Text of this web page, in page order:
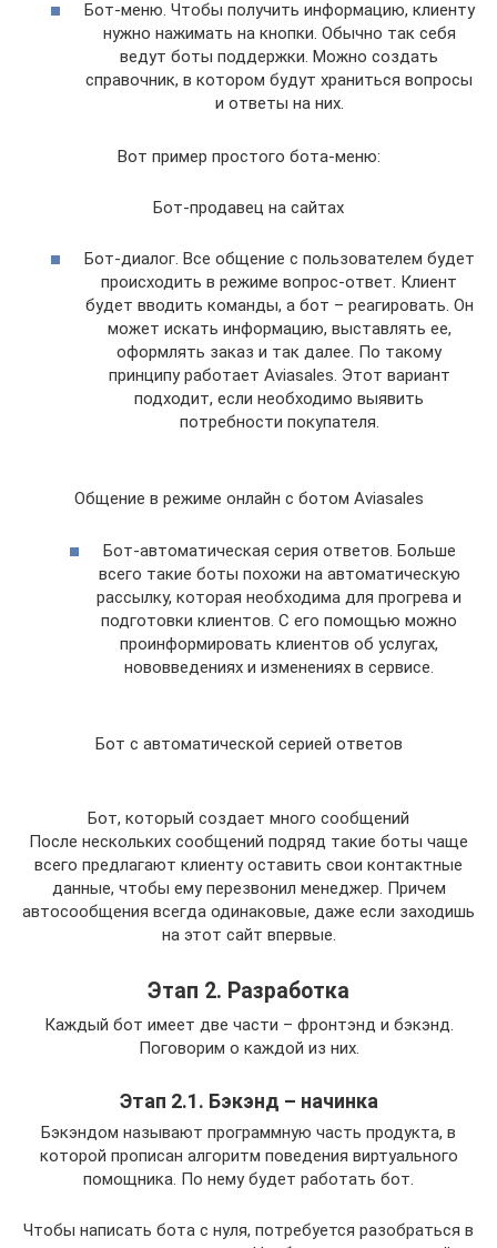
Бот-меню. Чтобы получить информацию, клиенту
нужно нажимать на кнопки. Обычно так себя
ведут боты поддержки. Можно создать
справочник, в котором будут храниться вопросы
и ответы на них.
Вот пример простого бота-меню:
Бот-продавец на сайтах
Бот-диалог. Все общение с пользователем будет
происходить в режиме вопрос-ответ. Клиент
будет вводить команды, а бот – реагировать. Он
может искать информацию, выставлять ее,
оформлять заказ и так далее. По такому
принципу работает Aviasales. Этот вариант
подходит, если необходимо выявить
потребности покупателя.
Общение в режиме онлайн с ботом Aviasales
Бот-автоматическая серия ответов. Больше
всего такие боты похожи на автоматическую
рассылку, которая необходима для прогрева и
подготовки клиентов. С его помощью можно
проинформировать клиентов об услугах,
нововведениях и изменениях в сервисе.
Бот с автоматической серией ответов
Бот, который создает много сообщений
После нескольких сообщений подряд такие боты чаще
всего предлагают клиенту оставить свои контактные
данные, чтобы ему перезвонил менеджер. Причем
автосообщения всегда одинаковые, даже если заходишь
на этот сайт впервые.
Этап 2. Разработка
Каждый бот имеет две части – фронтэнд и бэкэнд.
Поговорим о каждой из них.
Этап 2.1. Бэкэнд – начинка
Бэкэндом называют программную часть продукта, в
которой прописан алгоритм поведения виртуального
помощника. По нему будет работать бот.
Чтобы написать бота с нуля, потребуется разобраться в